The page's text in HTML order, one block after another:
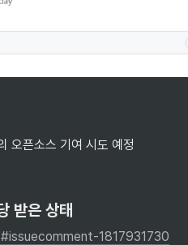
오픈소스 기여 시도 예정
받은 상태
1817931730